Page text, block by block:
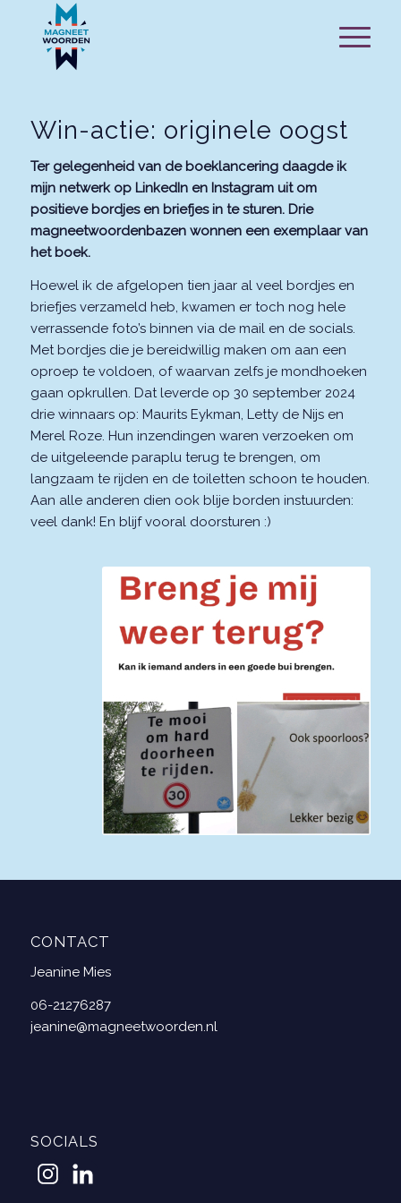
Win-actie: originele oogst
Ter gelegenheid van de boeklancering daagde ik
mijn netwerk op LinkedIn en Instagram uit om
positieve bordjes en briefjes in te sturen. Drie
magneetwoordenbazen wonnen een exemplaar van
het boek.
Hoewel ik de afgelopen tien jaar al veel bordjes en
briefjes verzameld heb, kwamen er toch nog hele
verrassende foto’s binnen via de mail en de socials.
Met bordjes die je bereidwillig maken om aan een
oproep te voldoen, of waarvan zelfs je mondhoeken
gaan opkrullen. Dat leverde op 30 september 2024
drie winnaars op: Maurits Eykman, Letty de Nijs en
Merel Roze. Hun inzendingen waren verzoeken om
de uitgeleende paraplu terug te brengen, om
langzaam te rijden en de toiletten schoon te houden.
Aan alle anderen dien ook blije borden instuurden:
veel dank! En blijf vooral doorsturen :)
CONTACT
Jeanine Mies
06-21276287
jeanine@magneetwoorden.nl
SOCIALS